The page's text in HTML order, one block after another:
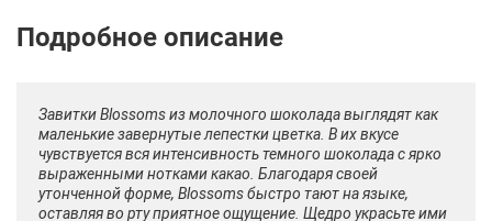
Описание Отзывы Рецепты
Завитки Blossoms из молочного шоколада выглядят как
маленькие завернутые лепестки цветка. В их вкусе
чувствуется вся интенсивность темного шоколада с ярко
выраженными нотками какао. Благодаря своей
утонченной форме, Blossoms быстро тают на языке,
оставляя во рту приятное ощущение. Щедро украсьте ими